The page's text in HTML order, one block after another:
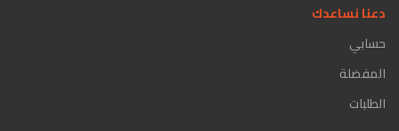
دعنا نساعدك
حسابي
المفضلة
الطلبات